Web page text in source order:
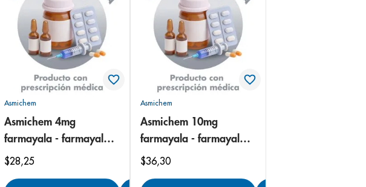
Asmichem
Asmichem 4mg
farmayala - farmayala
en polvo naranja
$28,25
Asmichem
Asmichem 10mg
farmayala - farmayala
tabletas recubiertas
$36,30